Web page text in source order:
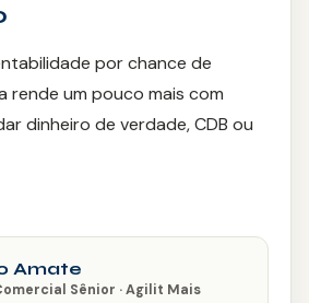
por chance de
rende um pouco mais com
dinheiro de verdade, CDB ou
Amate
Sênior · Agilit Mais